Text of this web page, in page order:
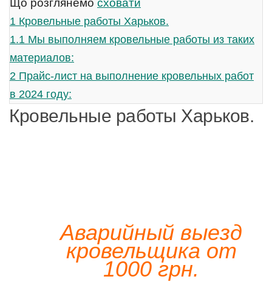
Що розглянемо сховати
1 Кровельные работы Харьков.
1.1 Мы выполняем кровельные работы из таких
материалов:
2 Прайс-лист на выполнение кровельных работ
в 2024 году:
Кровельные работы Харьков.
Аварийный выезд
кровельщика от
1000 грн.